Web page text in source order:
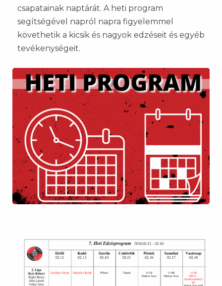
csapatainak naptárát. A heti program
segítségével napról napra figyelemmel
követhetik a kicsik és nagyok edzéseit és egyéb
tevékenységeit.